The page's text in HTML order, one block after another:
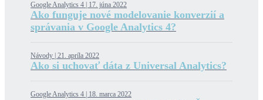
Google Analytics 4 | 17. júna 2022
Ako funguje nové modelovanie konverzií a
správania v Google Analytics 4?
Návody | 21. apríla 2022
Ako si uchovať dáta z Universal Analytics?
Google Analytics 4 | 18. marca 2022